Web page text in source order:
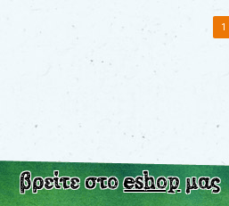
1
βρείτε στοeshopμας